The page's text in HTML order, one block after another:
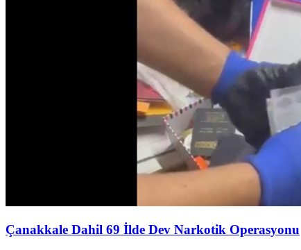
Çanakkale Dahil 69 İlde Dev Narkotik Operasyonu